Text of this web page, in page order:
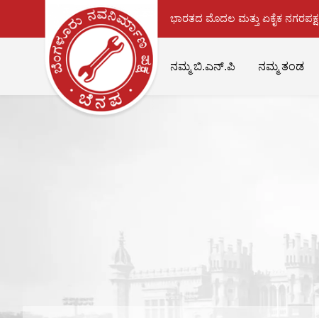
ಭಾರತದ ಮೊದಲ ಮತ್ತು ಏಕೈಕ ನಗರಪಕ್ಷ.
ನಮ್ಮ ಬಿ.ಎನ್.ಪಿ ನಮ್ಮ ತಂಡ